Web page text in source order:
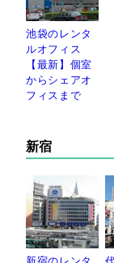
池袋のレンタ
ルオフィス
【最新】個室
からシェアオ
フィスまで
新宿